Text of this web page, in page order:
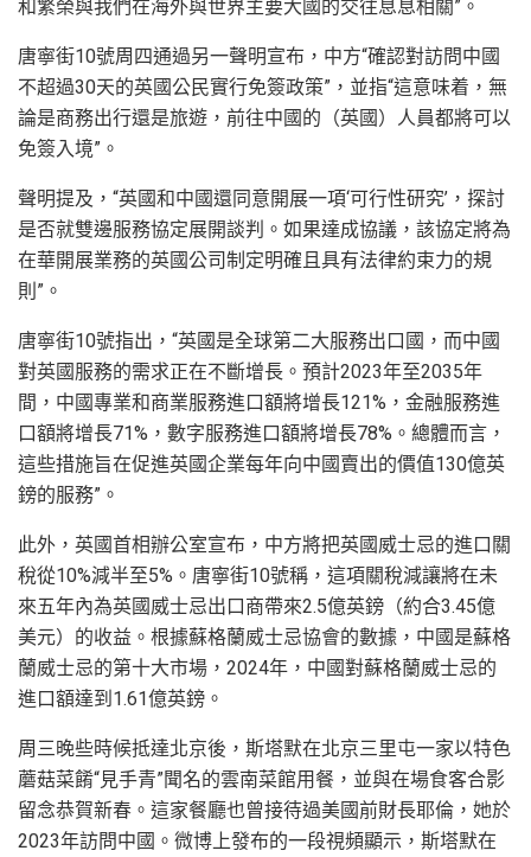
和繁榮與我們在海外與世界主要大國的交往息息相關”。
唐寧街10號周四通過另一聲明宣布，中方“確認對訪問中國
不超過30天的英國公民實行免簽政策”，並指“這意味着，無
論是商務出行還是旅遊，前往中國的（英國）人員都將可以
免簽入境”。
聲明提及，“英國和中國還同意開展一項‘可行性研究’，探討
是否就雙邊服務協定展開談判。如果達成協議，該協定將為
在華開展業務的英國公司制定明確且具有法律約束力的規
則”。
唐寧街10號指出，“英國是全球第二大服務出口國，而中國
對英國服務的需求正在不斷增長。預計2023年至2035年
間，中國專業和商業服務進口額將增長121%，金融服務進
口額將增長71%，數字服務進口額將增長78%。總體而言，
這些措施旨在促進英國企業每年向中國賣出的價值130億英
鎊的服務”。
此外，英國首相辦公室宣布，中方將把英國威士忌的進口關
稅從10%減半至5%。唐寧街10號稱，這項關稅減讓將在未
來五年內為英國威士忌出口商帶來2.5億英鎊（約合3.45億
美元）的收益。根據蘇格蘭威士忌協會的數據，中國是蘇格
蘭威士忌的第十大市場，2024年，中國對蘇格蘭威士忌的
進口額達到1.61億英鎊。
周三晚些時候抵達北京後，斯塔默在北京三里屯一家以特色
蘑菇菜餚“見手青”聞名的雲南菜館用餐，並與在場食客合影
留念恭賀新春。這家餐廳也曾接待過美國前財長耶倫，她於
2023年訪問中國。微博上發布的一段視頻顯示，斯塔默在